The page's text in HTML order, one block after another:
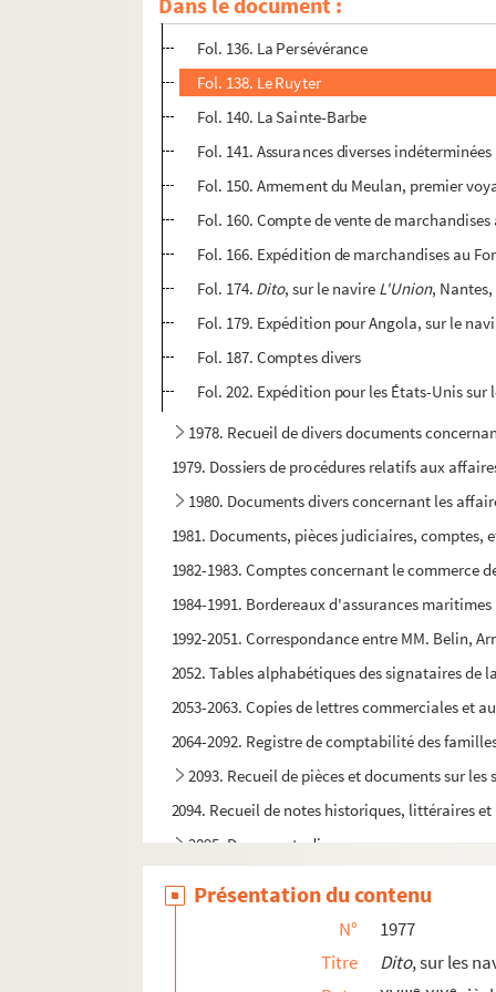
Fol. 134. L'Océan
Fol. 136. La Persévérance
Fol. 138. Le Ruyter
Fol. 140. La Sainte-Barbe
Fol. 141. Assurances diverses indéterminées
Fol. 150. Armement du Meulan, premier
Fol. 160. Compte de vente de
Fol. 166. Expédition de marchandises au
Fol. 174. Dito, sur le navire L'Union, Nantes,
Fol. 179. Expédition pour Angola, sur le
Fol. 187. Comptes divers
Fol. 202. Expédition pour les États-Unis sur
1978. Recueil de divers documents
1979. Dossiers de procédures relatifs aux
1980. Documents divers concernant les
1981. Documents, pièces judiciaires, comptes,
1982-1983. Comptes concernant le commerce
1984-1991. Bordereaux d'assurances maritimes
1992-2051. Correspondance entre MM. Belin,
2052. Tables alphabétiques des signataires de
2053-2063. Copies de lettres commerciales et
2064-2092. Registre de comptabilité des
2093. Recueil de pièces et documents sur les
2094. Recueil de notes historiques, littéraires
2095. Documents divers
Présentation du contenu
N°
1977
Titre
Dito, sur les